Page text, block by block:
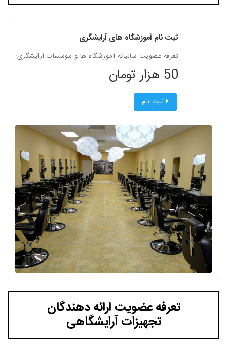
ثبت نام آموزشگاه های آرایشگری
تعرفه عضویت سالیانه آموزشگاه ها و موسسات آرایشگری:
50 هزار تومان
ثبت نام
تعرفه عضویت ارائه دهندگان
تجهیزات آرایشگاهی